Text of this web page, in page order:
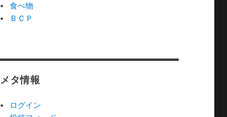
食べ物
ＢＣＰ
メタ情報
ログイン